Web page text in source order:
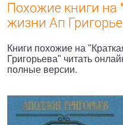
Похожие книги на
жизни Ап
Книги похожие на
Григорьева" читать
полные версии.